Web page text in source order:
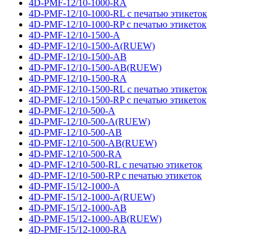
4D-PMF-12/10-1000-RA
4D-PMF-12/10-1000-RL с печатью этикеток
4D-PMF-12/10-1000-RP с печатью этикеток
4D-PMF-12/10-1500-A
4D-PMF-12/10-1500-A(RUEW)
4D-PMF-12/10-1500-AB
4D-PMF-12/10-1500-AB(RUEW)
4D-PMF-12/10-1500-RA
4D-PMF-12/10-1500-RL с печатью этикеток
4D-PMF-12/10-1500-RP с печатью этикеток
4D-PMF-12/10-500-A
4D-PMF-12/10-500-A(RUEW)
4D-PMF-12/10-500-AB
4D-PMF-12/10-500-AB(RUEW)
4D-PMF-12/10-500-RA
4D-PMF-12/10-500-RL с печатью этикеток
4D-PMF-12/10-500-RP с печатью этикеток
4D-PMF-15/12-1000-A
4D-PMF-15/12-1000-A(RUEW)
4D-PMF-15/12-1000-AB
4D-PMF-15/12-1000-AB(RUEW)
4D-PMF-15/12-1000-RA